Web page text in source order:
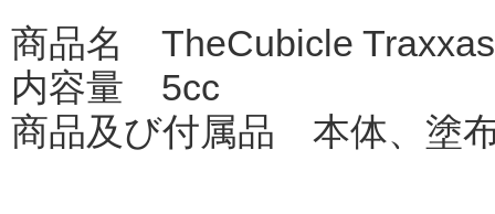
商品名 TheCubicle
内容量 5cc
商品及び付属品 本体、塗